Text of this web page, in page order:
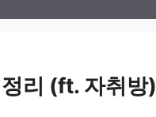
리 (ft. 자취방)